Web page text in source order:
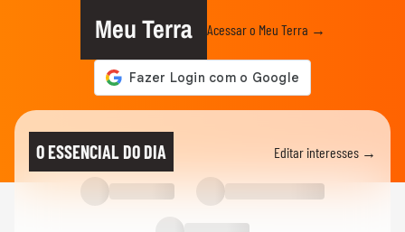
Ana Castela mostra produção para
encontro e brinca: 'Está na hora...
Homem viraliza ao contar
constrangimento por causa de nome
'unissex'
Gretchen atualiza recuperação após
transplante capilar: 'Olha como...
Meu Terra Acessar o Meu Terra →
O ESSENCIAL DO DIA Editar interesses →